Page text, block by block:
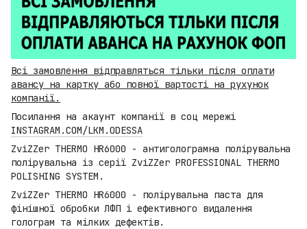
Всі замовлення відправляться тільки після оплати
авансу на картку або повної вартості на рухунок
компанії.
Посилання на акаунт компанії в соц мережі
INSTAGRAM.COM/LKM.ODESSA
ZviZZer THERMO HR6000 - антиголограмна полірувальна
полірувальна із серії ZviZZer PROFESSIONAL THERMO
POLISHING SYSTEM.
ZviZZer THERMO HR6000 - полірувальна паста для
фінішної обробки ЛФП і ефективного видалення
голограм та мілких дефектів.